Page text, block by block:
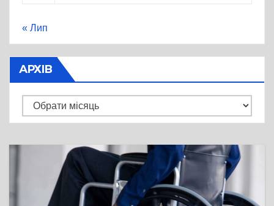
« Лип
АРХІВ
Архів